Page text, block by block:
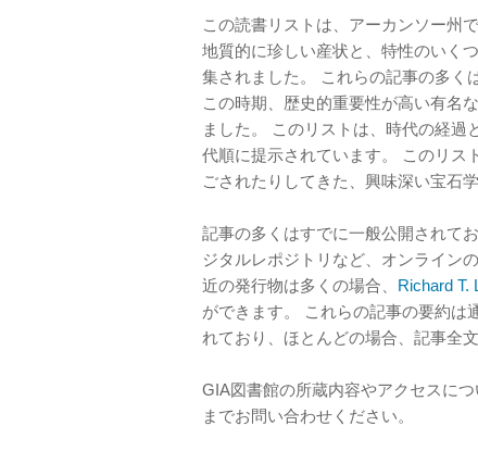
この読書リストは、アーカンソー州
地質的に珍しい産状と、特性のいく
集されました。 これらの記事の多く
この時期、歴史的重要性が高い有名
ました。 このリストは、時代の経
代順に提示されています。 このリス
ごされたりしてきた、興味深い宝石
記事の多くはすでに一般公開されてお
ジタルレポジトリなど、オンライン
近の発行物は多くの場合、 Richard T.
ができます。 これらの記事の要約は
れており、ほとんどの場合、記事全
GIA図書館の所蔵内容やアクセスに
までお問い合わせください。